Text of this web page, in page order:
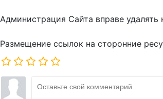
Администрация Сайта вправе
Размещение ссылок на сторонние